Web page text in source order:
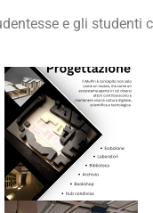
e gli studenti